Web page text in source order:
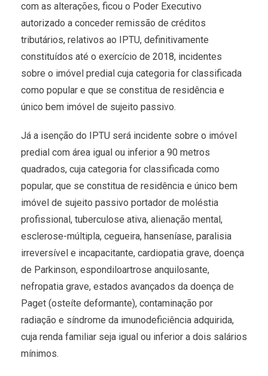
com as alterações, ficou o Poder Executivo
autorizado a conceder remissão de créditos
tributários, relativos ao IPTU, definitivamente
constituídos até o exercício de 2018, incidentes
sobre o imóvel predial cuja categoria for classificada
como popular e que se constitua de residência e
único bem imóvel de sujeito passivo.
Já a isenção do IPTU será incidente sobre o imóvel
predial com área igual ou inferior a 90 metros
quadrados, cuja categoria for classificada como
popular, que se constitua de residência e único bem
imóvel de sujeito passivo portador de moléstia
profissional, tuberculose ativa, alienação mental,
esclerose-múltipla, cegueira, hanseníase, paralisia
irreversível e incapacitante, cardiopatia grave, doença
de Parkinson, espondiloartrose anquilosante,
nefropatia grave, estados avançados da doença de
Paget (osteíte deformante), contaminação por
radiação e síndrome da imunodeficiência adquirida,
cuja renda familiar seja igual ou inferior a dois salários
mínimos.